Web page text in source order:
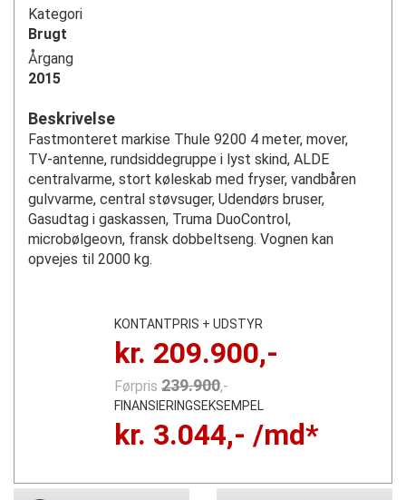
Kategori
Brugt
Årgang
2015
Beskrivelse
Fastmonteret markise Thule 9200 4 meter, mover,
TV-antenne, rundsiddegruppe i lyst skind, ALDE
centralvarme, stort køleskab med fryser, vandbåren
gulvvarme, central støvsuger, Udendørs bruser,
Gasudtag i gaskassen, Truma DuoControl,
microbølgeovn, fransk dobbeltseng. Vognen kan
opvejes til 2000 kg.
KONTANTPRIS + UDSTYR
kr. 209.900,-
Førpris 239.900,-
FINANSIERINGSEKSEMPEL
kr. 3.044,- /md*